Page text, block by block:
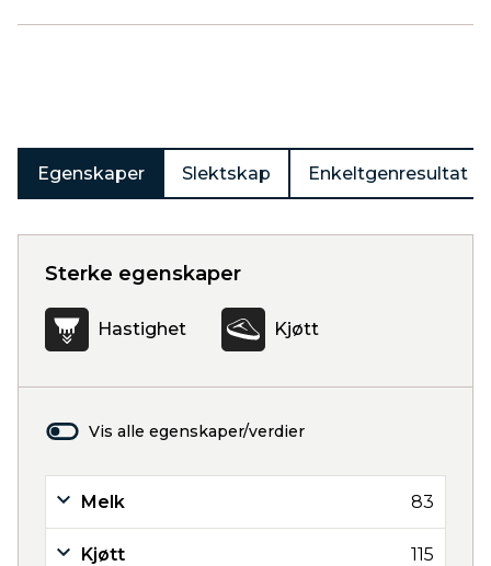
Egenskaper Slektskap Enkeltgenresultat
Sterke egenskaper
Hastighet Kjøtt
Vis alle egenskaper/verdier
Melk 83
Kjøtt 115